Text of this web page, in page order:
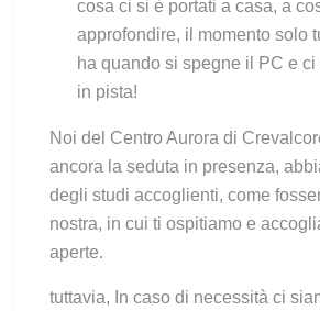
cosa ci si è portati a casa, a
approfondire, il momento solo
ha quando si spegne il PC e
in pista!
Noi del Centro Aurora di
ancora la seduta in presenza,
degli studi accoglienti, come
nostra, in cui ti ospitiamo e
aperte.
tuttavia, In caso di necessità ci